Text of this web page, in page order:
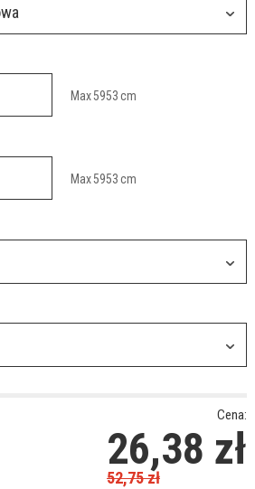
Max5953cm
Max5953cm
Cena:
26,38 zł
52,75zł